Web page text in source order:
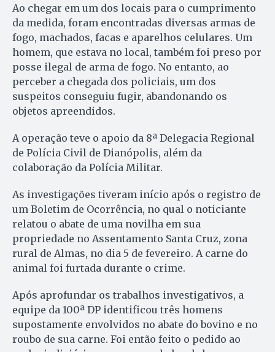
Ao chegar em um dos locais para o cumprimento
da medida, foram encontradas diversas armas de
fogo, machados, facas e aparelhos celulares. Um
homem, que estava no local, também foi preso por
posse ilegal de arma de fogo. No entanto, ao
perceber a chegada dos policiais, um dos
suspeitos conseguiu fugir, abandonando os
objetos apreendidos.
A operação teve o apoio da 8ª Delegacia Regional
de Polícia Civil de Dianópolis, além da
colaboração da Polícia Militar.
As investigações tiveram início após o registro de
um Boletim de Ocorrência, no qual o noticiante
relatou o abate de uma novilha em sua
propriedade no Assentamento Santa Cruz, zona
rural de Almas, no dia 5 de fevereiro. A carne do
animal foi furtada durante o crime.
Após aprofundar os trabalhos investigativos, a
equipe da 100ª DP identificou três homens
supostamente envolvidos no abate do bovino e no
roubo de sua carne. Foi então feito o pedido ao